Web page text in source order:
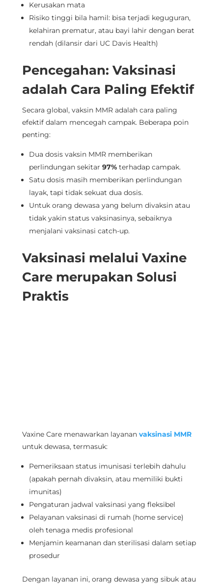
Kerusakan mata
Risiko tinggi bila hamil: bisa terjadi keguguran,
kelahiran prematur, atau bayi lahir dengan berat
rendah (dilansir dari UC Davis Health)
Pencegahan: Vaksinasi
adalah Cara Paling Efektif
Secara global, vaksin MMR adalah cara paling
efektif dalam mencegah campak. Beberapa poin
penting:
Dua dosis vaksin MMR memberikan
perlindungan sekitar 97%terhadap campak.
Satu dosis masih memberikan perlindungan
layak, tapi tidak sekuat dua dosis.
Untuk orang dewasa yang belum divaksin atau
tidak yakin status vaksinasinya, sebaiknya
menjalani vaksinasi catch-up.
Vaksinasi melalui Vaxine
Care merupakan Solusi
Praktis
Vaxine Care menawarkan layanan vaksinasi MMR
untuk dewasa, termasuk:
Pemeriksaan status imunisasi terlebih dahulu
(apakah pernah divaksin, atau memiliki bukti
imunitas)
Pengaturan jadwal vaksinasi yang fleksibel
Pelayanan vaksinasi di rumah (home service)
oleh tenaga medis profesional
Menjamin keamanan dan sterilisasi dalam setiap
prosedur
Dengan layanan ini, orang dewasa yang sibuk atau